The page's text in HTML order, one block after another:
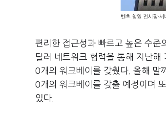
벤츠 창원 전시장·
편리한 접근성과 빠르고 높은 수준
딜러 네트워크 협력을 통해 지난
0개의 워크베이를 갖췄다. 올해
0개의 워크베이를 갖출 예정이며
있다.